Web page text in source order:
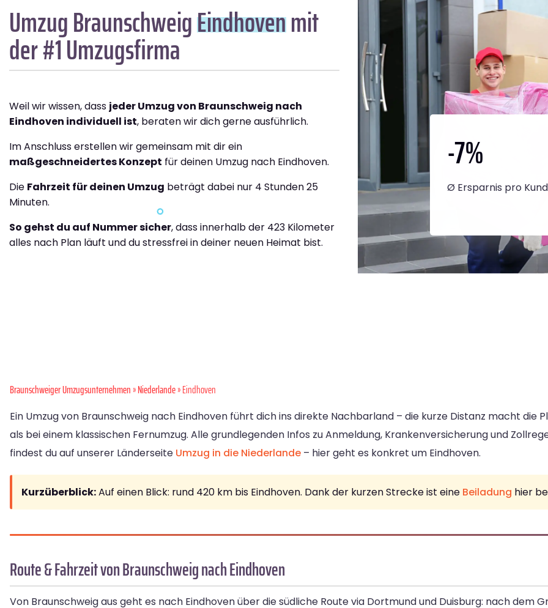
Umzug BraunschweigEindhovenmit
der #1 Umzugsfirma
Weil wir wissen, dass jeder Umzug von Braunschweig nach
Eindhoven individuell ist, beraten wir dich gerne ausführlich.
Im Anschluss erstellen wir gemeinsam mit dir ein
maßgeschneidertes Konzept für deinen Umzug nach Eindhoven.
Die Fahrzeit für deinen Umzug beträgt dabei nur 4 Stunden 25
Minuten.
So gehst du auf Nummer sicher, dass innerhalb der 423 Kilometer
alles nach Plan läuft und du stressfrei in deiner neuen Heimat bist.
-7%
Ø Ersparnis pro
Braunschweiger Umzugsunternehmen»Niederlande» Eindhoven
Ein Umzug von Braunschweig nach Eindhoven führt dich ins direkte Nachbarland – die kurze Distanz macht die
als bei einem klassischen Fernumzug. Alle grundlegenden Infos zu Anmeldung, Krankenversicherung und
findest du auf unserer Länderseite Umzug in die Niederlande – hier geht es konkret um Eindhoven.
Kurzüberblick:Auf einen Blick: rund 420 km bis Eindhoven. Dank der kurzen Strecke ist eine Beiladung hier
Route & Fahrzeit von Braunschweig nach Eindhoven
Von Braunschweig aus geht es nach Eindhoven über die südliche Route via Dortmund und Duisburg: nach dem